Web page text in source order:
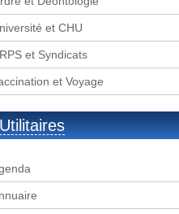
et CHU
et Syndicats
et Voyage
Utilitaires